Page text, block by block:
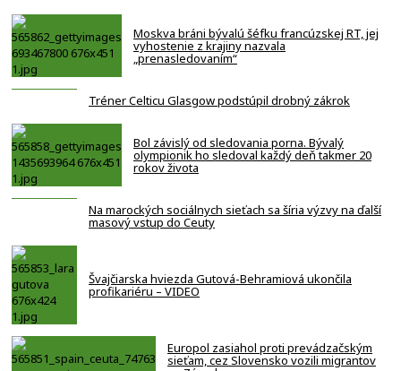
Moskva bráni bývalú šéfku francúzskej RT, jej
vyhostenie z krajiny nazvala
„prenasledovaním“
Tréner Celticu Glasgow podstúpil drobný zákrok
Bol závislý od sledovania porna. Bývalý
olympionik ho sledoval každý deň takmer 20
rokov života
Na marockých sociálnych sieťach sa šíria výzvy na ďalší
masový vstup do Ceuty
Švajčiarska hviezda Gutová-Behramiová ukončila
profikariéru – VIDEO
Europol zasiahol proti prevádzačským
sieťam, cez Slovensko vozili migrantov